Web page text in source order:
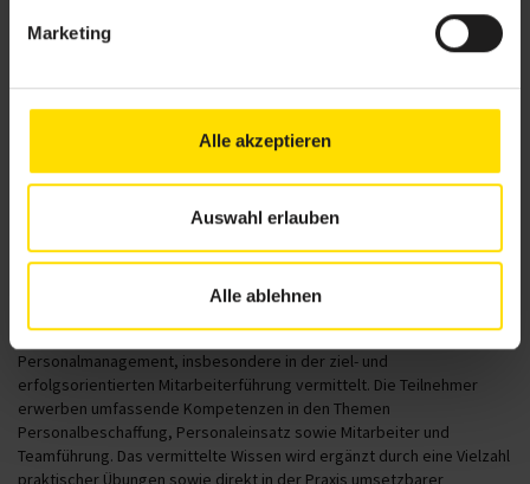
Marketing
Alle akzeptieren
Auswahl erlauben
Alle ablehnen
Arbeitnehmer einzugehen und damit zum Wohle des Unternehmens
zu handeln. Moderne, offene Führungsstrukturen, die einen engen
Mentorenprogramme sowie regelmäßige Feedbackgespräche sowie
Meetings zur fortwährenden Entwicklung und Informationsaustausch
sind nur wenige der essentiellen Tools, die es zu integrieren gilt. Will
scharfe Kontrolle und strikte Rahmenbedingungen verzichtet
werden. Dafür bieten eine solide Vertrauensbasis, ein
abwechslungsreicher Arbeitsplatz mit Raum und Zeit zur offenen
Kommunikation auf selber Ebene die Möglichkeit zur vollen Entfaltung
werden spezielle Kenntnisse und Fertigkeiten im
Personalmanagement, insbesondere in der ziel- und
erfolgsorientierten Mitarbeiterführung vermittelt. Die Teilnehmer
erwerben umfassende Kompetenzen in den Themen
Personalbeschaffung, Personaleinsatz sowie Mitarbeiter und
Teamführung. Das vermittelte Wissen wird ergänzt durch eine Vielzahl
praktischer Übungen sowie direkt in der Praxis umsetzbarer